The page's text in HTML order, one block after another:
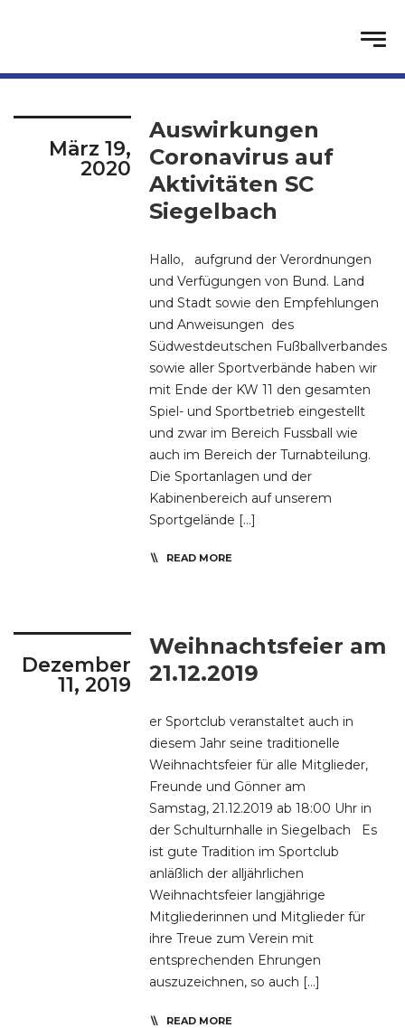
März 19,
2020
Auswirkungen
Coronavirus auf
Aktivitäten SC
Siegelbach
Hallo, aufgrund der Verordnungen
und Verfügungen von Bund. Land
und Stadt sowie den Empfehlungen
und Anweisungen des
Südwestdeutschen Fußballverbandes
sowie aller Sportverbände haben wir
mit Ende der KW 11 den gesamten
Spiel- und Sportbetrieb eingestellt
und zwar im Bereich Fussball wie
auch im Bereich der Turnabteilung.
Die Sportanlagen und der
Kabinenbereich auf unserem
Sportgelände […]
READ MORE
Dezember
11, 2019
Weihnachtsfeier am
21.12.2019
er Sportclub veranstaltet auch in
diesem Jahr seine traditionelle
Weihnachtsfeier für alle Mitglieder,
Freunde und Gönner am
Samstag, 21.12.2019 ab 18:00 Uhr in
der Schulturnhalle in Siegelbach Es
ist gute Tradition im Sportclub
anläßlich der alljährlichen
Weihnachtsfeier langjährige
Mitgliederinnen und Mitglieder für
ihre Treue zum Verein mit
entsprechenden Ehrungen
auszuzeichnen, so auch […]
READ MORE